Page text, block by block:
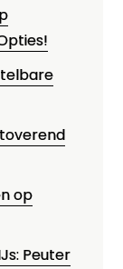
op
Peuter